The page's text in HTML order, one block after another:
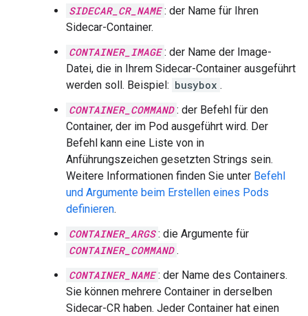
SIDECAR_CR_NAME : der Name für Ihren
Sidecar-Container.
CONTAINER_IMAGE : der Name der Image-
Datei, die in Ihrem Sidecar-Container ausgeführt
werden soll. Beispiel: busybox .
CONTAINER_COMMAND : der Befehl für den
Container, der im Pod ausgeführt wird. Der
Befehl kann eine Liste von in
Anführungszeichen gesetzten Strings sein.
Weitere Informationen finden Sie unter Befehl
und Argumente beim Erstellen eines Pods
definieren.
CONTAINER_ARGS : die Argumente für
CONTAINER_COMMAND .
CONTAINER_NAME : der Name des Containers.
Sie können mehrere Container in derselben
Sidecar-CR haben. Jeder Container hat einen